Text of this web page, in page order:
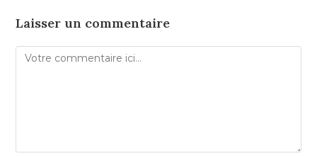
Laisser un commentaire